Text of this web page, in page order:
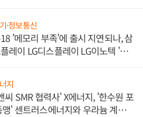
·정보통신
'메모리 부족'에 출시 지연되나, 삼
레이 LG디스플레이 LG이노텍 '탈
지
씨 SMR 협력사' X에너지, '한수원 포
' 센트러스에너지와 우라늄 계약